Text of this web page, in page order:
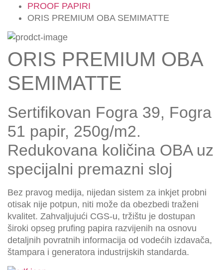
PROOF PAPIRI
ORIS PREMIUM OBA SEMIMATTE
ORIS PREMIUM OBA
SEMIMATTE
Sertifikovan Fogra 39, Fogra
51 papir, 250g/m2.
Redukovana količina OBA uz
specijalni premazni sloj
Bez pravog medija, nijedan sistem za inkjet probni
otisak nije potpun, niti može da obezbedi traženi
kvalitet. Zahvaljujući CGS-u, tržištu je dostupan
široki opseg prufing papira razvijenih na osnovu
detaljnih povratnih informacija od vodećih izdavača,
štampara i generatora industrijskih standarda.